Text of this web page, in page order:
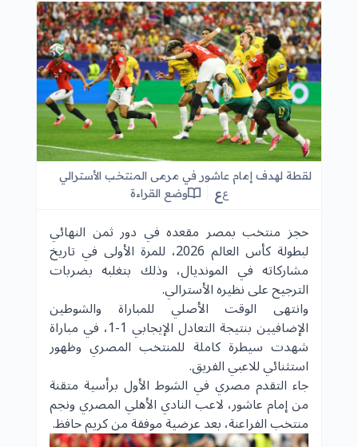
لقطة لهدف إمام عاشور في مرمى المنتخب الأسترالي
عع وضع القراءة
حجز منتخب بمصر مقعده في دور ثمن النهائي
لبطولة كأس العالم 2026، للمرة الأولى في تاريخ
مشاركاته في المونديال، وذلك بتغلبه بضربات
الترجيح على نظيره الأسترالي.
وانتهى الوقت الأصلي للمباراة والشوطين
الإضافيين بنتيجة التعادل الإيجابي 1-1، في مباراة
شهدت سيطرة كاملة للمنتخب المصري وظهور
استثنائي للاعبي الفريق.
جاء التقدم مصري في الشوط الأول برأسية متقنة
من إمام عاشور، لاعب النادي الأهلي المصري ونجم
منتخب الفراعنة، بعد عرضية موفقة من كريم حافظ.